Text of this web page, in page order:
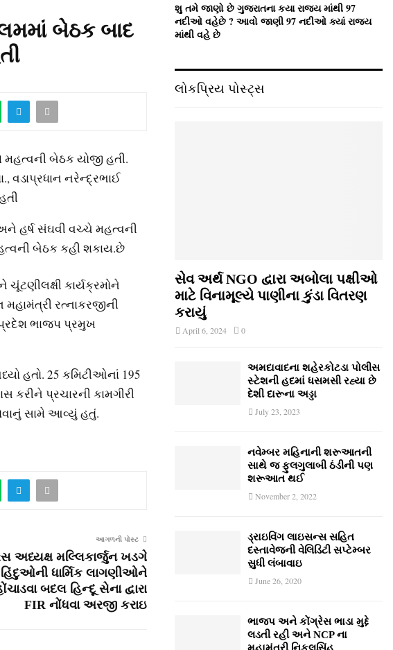
બેઠક બાદ
મહત્વની બેઠક યોજી હતી.
વડાપ્રધાન નરેન્દ્રભાઈ
હર્ષ સંઘવી વચ્ચે મહત્વની
બેઠક કહી શકાય.છે
કાર્યક્રમોને
રત્નાકરજીની
ભાજપ પ્રમુખ
હતો. 25 કમિટીઓનાં 195
કરીને પ્રચારની કામગીરી
સામે આવ્યું હતું.
આગળની પોસ્ટ
અધ્યક્ષ મલ્લિકાર્જુન ખડગે
હિંદુઓની ધાર્મિક લાગણીઓને
બદલ હિન્દૂ સેના દ્વારા
FIR નોંધવા અરજી કરાઇ
શુ તમે જાણો છે ગુજરાતના કયા રાજ્ય માંથી 97
નદીઓ વહેછે ? આવો જાણી 97 નદીઓ ક્યાં રાજ્ય
માંથી વહે છે
લોકપ્રિય પોસ્ટ્સ
સેવ અર્થ NGO દ્વારા અબોલા પક્ષીઓ
માટે વિનામૂલ્યે પાણીના કુંડા વિતરણ
કરાયું
April 6, 2024 0
અમદાવાદના શહેરકોટડા પોલીસ
સ્ટેશની હદમાં ધસમસી રહ્યા છે
દેશી દારૂના અડ્ડા
July 23, 2023
નવેમ્‍બર મહિનાની શરૂઆતની
સાથે જ ફુલગુલાબી ઠંડીની પણ
શરૂઆત થઈ
November 2, 2022
ડ્રાઇવિંગ લાઇસન્સ સહિત
દસ્તાવેજની વેલિડિટી સપ્ટેમ્બર
સુધી લંબાવાઇ
June 26, 2020
ભાજપ અને કોંગ્રેસ ભાડા મુદ્દે
લડતી રહી અને NCP ના